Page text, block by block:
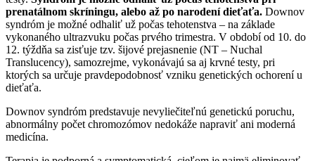
prenatálnom skríningu, alebo až po narodení dieťaťa. Downov
syndróm je možné odhaliť už počas tehotenstva – na základe
vykonaného ultrazvuku počas prvého trimestra. V období od 10. do
12. týždňa sa zisťuje tzv. šijové prejasnenie (NT – Nuchal
Translucency), samozrejme, vykonávajú sa aj krvné testy, pri
ktorých sa určuje pravdepodobnosť vzniku genetických ochorení u
dieťaťa.
Downov syndróm predstavuje nevyliečiteľnú genetickú poruchu,
abnormálny počet chromozómov nedokáže napraviť ani moderná
medicína.